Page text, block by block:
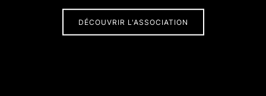
DÉCOUVRIR L'ASSOCIATION